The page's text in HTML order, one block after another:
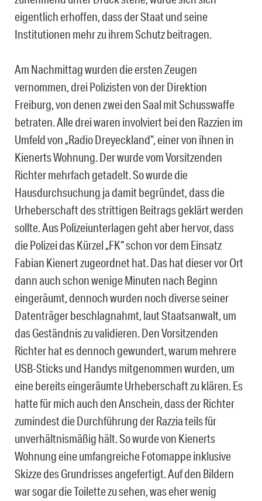
eigentlich erhoffen, dass der Staat und seine
Institutionen mehr zu ihrem Schutz beitragen.
Am Nachmittag wurden die ersten Zeugen
vernommen, drei Polizisten von der Direktion
Freiburg, von denen zwei den Saal mit Schusswaffe
betraten. Alle drei waren involviert bei den Razzien im
Umfeld von „Radio Dreyeckland“, einer von ihnen in
Kienerts Wohnung. Der wurde vom Vorsitzenden
Richter mehrfach getadelt. So wurde die
Hausdurchsuchung ja damit begründet, dass die
Urheberschaft des strittigen Beitrags geklärt werden
sollte. Aus Polizeiunterlagen geht aber hervor, dass
die Polizei das Kürzel „FK“ schon vor dem Einsatz
Fabian Kienert zugeordnet hat. Das hat dieser vor Ort
dann auch schon wenige Minuten nach Beginn
eingeräumt, dennoch wurden noch diverse seiner
Datenträger beschlagnahmt, laut Staatsanwalt, um
das Geständnis zu validieren. Den Vorsitzenden
Richter hat es dennoch gewundert, warum mehrere
USB-Sticks und Handys mitgenommen wurden, um
eine bereits eingeräumte Urheberschaft zu klären. Es
hatte für mich auch den Anschein, dass der Richter
zumindest die Durchführung der Razzia teils für
unverhältnismäßig hält. So wurde von Kienerts
Wohnung eine umfangreiche Fotomappe inklusive
Skizze des Grundrisses angefertigt. Auf den Bildern
war sogar die Toilette zu sehen, was eher wenig